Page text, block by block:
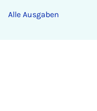
Alle Ausgaben